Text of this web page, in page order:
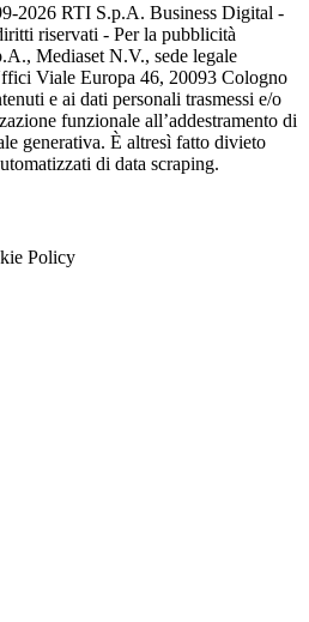
2026 RTI S.p.A. Business Digital -
riservati - Per la pubblicità
Mediaset N.V., sede legale
Viale Europa 46, 20093 Cologno
e ai dati personali trasmessi e/o
funzionale all’addestramento di
generativa. È altresì fatto divieto
di data scraping.
Policy